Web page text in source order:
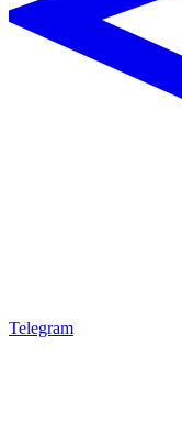
Telegram